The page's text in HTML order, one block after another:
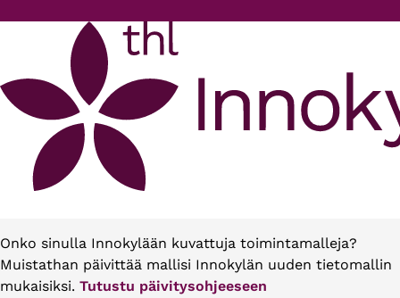
Onko sinulla Innokylään kuvattuja toimintamalleja?
Muistathan päivittää mallisi Innokylän uuden tietomallin
mukaisiksi. Tutustu päivitysohjeeseen